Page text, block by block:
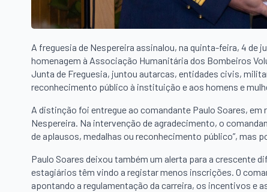
A freguesia de Nespereira assinalou, na quinta-feira, 4 de
homenagem à Associação Humanitária dos Bombeiros
Junta de Freguesia, juntou autarcas, entidades civis,
reconhecimento público à instituição e aos homens e
A distinção foi entregue ao comandante Paulo Soares,
Nespereira. Na intervenção de agradecimento, o
de aplausos, medalhas ou reconhecimento público”, mas
Paulo Soares deixou também um alerta para a crescente
estagiários têm vindo a registar menos inscrições. O
apontando a regulamentação da carreira, os incentivos e